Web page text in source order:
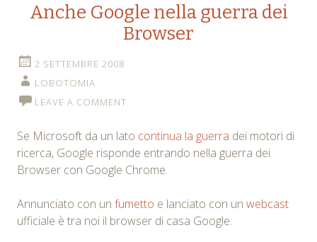
Anche Google nella guerra dei
Browser
2 SETTEMBRE 2008
LOBOTOMIA
LEAVE A COMMENT
Se Microsoft da un lato continua la guerra dei motori di
ricerca, Google risponde entrando nella guerra dei
Browser con Google Chrome.
Annunciato con un fumetto e lanciato con un webcast
ufficiale è tra noi il browser di casa Google.